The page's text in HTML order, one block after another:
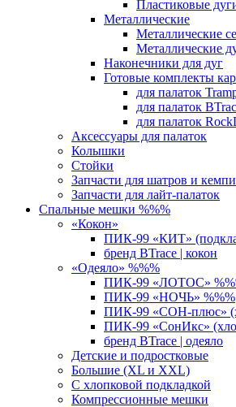
Пластиковые
Металлические
Металлические
Металлические
Наконечники для дуг
Готовые комплекты
для палаток
для палаток
для палаток
Аксессуары для палаток
Колышки
Стойки
Запчасти для шатров и
Запчасти для лайт-палаток
Спальные мешки %%%
«Кокон»
ПИК-99 «КИТ»
бренд BTrace | кокон
«Одеяло» %%%
ПИК-99 «ЛОТОС»
ПИК-99 «НОЧЬ» %%%
ПИК-99 «СОН-плюс»
ПИК-99 «СонИкс»
бренд BTrace | одеяло
Детские и подростковые
Большие (XL и XXL)
С хлопковой подкладкой
Компрессионные мешки